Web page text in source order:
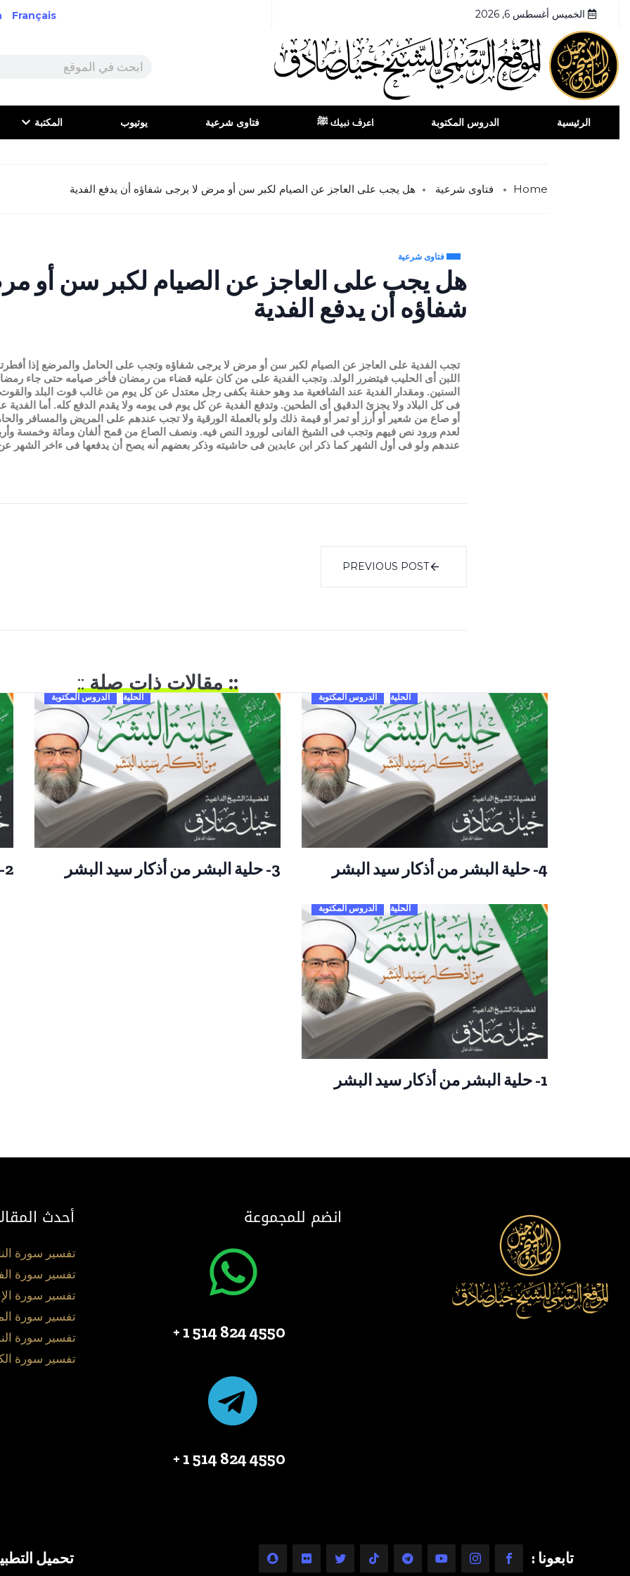
الخميس أغسطس 6, 2026 Français
الرئيسية الدروس المكتوبة اعرف نبيك ﷺ فتاوى شرعية يوتيوب المكتبة
Home فتاوى شرعية هل يجب على العاجز عن الصيام لكبر سن أو مرض لا يرجى شفاؤه أن يدفع الفدية
فتاوى شرعية
هل يجب على العاجز عن الصيام لكبر سن أو
شفاؤه أن يدفع الفدية
تجب الفدية على العاجز عن الصيام لكبر سن أو مرض لا يرجى شفاؤه وتجب على الحامل والمرضع إذا
اللبن أى الحليب فيتضرر الولد. وتجب الفدية على من كان عليه قضاء من رمضان فأخر صيامه حتى جاء رمضان
السنين. ومقدار الفدية عند الشافعية مد وهو حفنة بكفى رجل معتدل عن كل يوم من غالب قوت البلد
فى كل البلاد ولا يجزئ الدقيق أى الطحين. وتدفع الفدية عن كل يوم فى يومه ولا يقدم الدفع كله. أما
أو صاع من شعير أو أرز أو تمر أو قيمة ذلك ولو بالعملة الورقية ولا تجب عندهم على المريض والمسافر
لعدم ورود نص فيهم وتجب فى الشيخ الفانى لورود النص فيه. ونصف الصاع من قمح ألفان ومائة وخمسة
عندهم ولو فى أول الشهر كما ذكر ابن عابدين فى حاشيته وذكر بعضهم أنه يصح أن يدفعها فى ءاخر الشهر
PREVIOUS POST
:: مقالات ذات صلة::
الحلية الدروس المكتوبة
4- حلية البشر من أذكار سيد البشر
الحلية الدروس المكتوبة
3- حلية البشر من أذكار سيد البشر 2- حلية البشر من أذكار سيد البشر
الحلية الدروس المكتوبة
1- حلية البشر من أذكار سيد البشر
انضم للمجموعة
4550 824 514 1 +
4550 824 514 1 +
أحدث
تفسير سورة
تفسير سورة
تفسير سورة
تفسير سورة
تفسير سورة
تفسير سورة
تابعونا : تحميل